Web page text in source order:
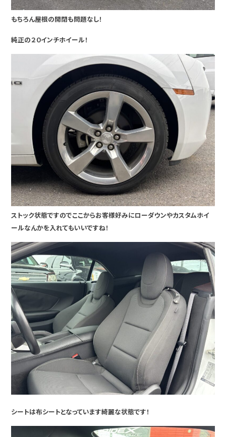
もちろん屋根の開閉も問題なし！
純正の２０インチホイール！
ストック状態ですのでここからお客様好みにローダウンやカスタムホイ
ールなんかを入れてもいいですね！
シートは布シートとなっています綺麗な状態です！